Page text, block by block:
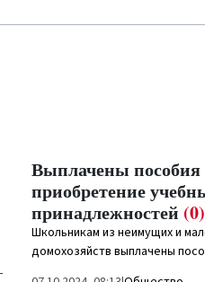
Выплачены пособия
приобретение
принадлежностей (0)
Школьникам из неимущих и
домохозяйств выплачены